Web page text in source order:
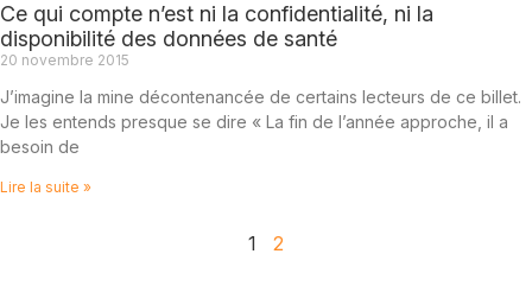
Ce qui compte n’est ni la confidentialité, ni la
disponibilité des données de santé
20 novembre 2015
J’imagine la mine décontenancée de certains lecteurs de ce billet.
Je les entends presque se dire « La fin de l’année approche, il a
besoin de
Lire la suite »
1 2